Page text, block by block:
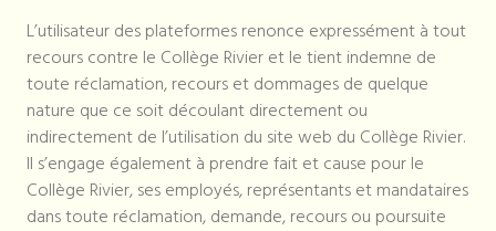
L’utilisateur des plateformes renonce expressément à tout
recours contre le Collège Rivier et le tient indemne de
toute réclamation, recours et dommages de quelque
nature que ce soit découlant directement ou
indirectement de l’utilisation du site web du Collège Rivier.
Il s’engage également à prendre fait et cause pour le
Collège Rivier, ses employés, représentants et mandataires
dans toute réclamation, demande, recours ou poursuite